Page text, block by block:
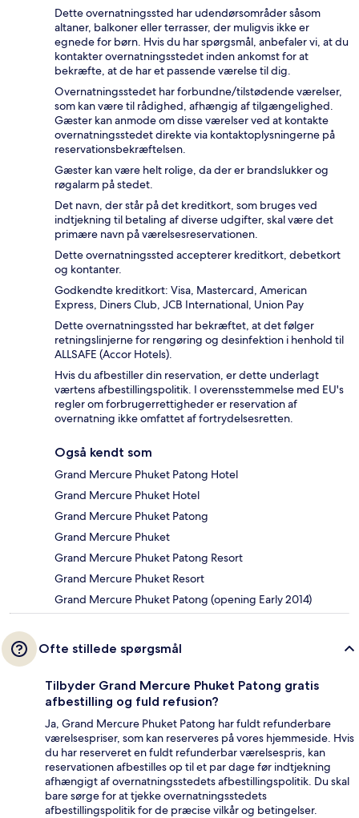
Dette overnatningssted har udendørsområder såsom
altaner, balkoner eller terrasser, der muligvis ikke er
egnede for børn. Hvis du har spørgsmål, anbefaler vi, at du
kontakter overnatningsstedet inden ankomst for at
bekræfte, at de har et passende værelse til dig.
Overnatningsstedet har forbundne/tilstødende værelser,
som kan være til rådighed, afhængig af tilgængelighed.
Gæster kan anmode om disse værelser ved at kontakte
overnatningsstedet direkte via kontaktoplysningerne på
reservationsbekræftelsen.
Gæster kan være helt rolige, da der er brandslukker og
røgalarm på stedet.
Det navn, der står på det kreditkort, som bruges ved
indtjekning til betaling af diverse udgifter, skal være det
primære navn på værelsesreservationen.
Dette overnatningssted accepterer kreditkort, debetkort
og kontanter.
Godkendte kreditkort: Visa, Mastercard, American
Express, Diners Club, JCB International, Union Pay
Dette overnatningssted har bekræftet, at det følger
retningslinjerne for rengøring og desinfektion i henhold til
ALLSAFE (Accor Hotels).
Hvis du afbestiller din reservation, er dette underlagt
værtens afbestillingspolitik. I overensstemmelse med EU's
regler om forbrugerrettigheder er reservation af
overnatning ikke omfattet af fortrydelsesretten.
Også kendt som
Grand Mercure Phuket Patong Hotel
Grand Mercure Phuket Hotel
Grand Mercure Phuket Patong
Grand Mercure Phuket
Grand Mercure Phuket Patong Resort
Grand Mercure Phuket Resort
Grand Mercure Phuket Patong (opening Early 2014)
Ofte stillede spørgsmål
Tilbyder Grand Mercure Phuket Patong gratis
afbestilling og fuld refusion?
Ja, Grand Mercure Phuket Patong har fuldt refunderbare
værelsespriser, som kan reserveres på vores hjemmeside. Hvis
du har reserveret en fuldt refunderbar værelsespris, kan
reservationen afbestilles op til et par dage før indtjekning
afhængigt af overnatningsstedets afbestillingspolitik. Du skal
bare sørge for at tjekke overnatningsstedets
afbestillingspolitik for de præcise vilkår og betingelser.